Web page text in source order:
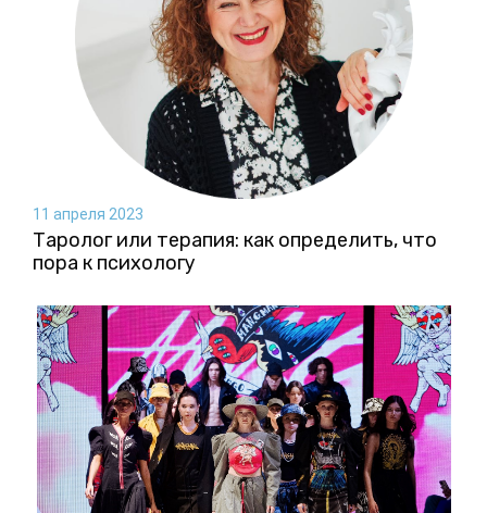
11 апреля 2023
Таролог или терапия: как определить, что
пора к психологу